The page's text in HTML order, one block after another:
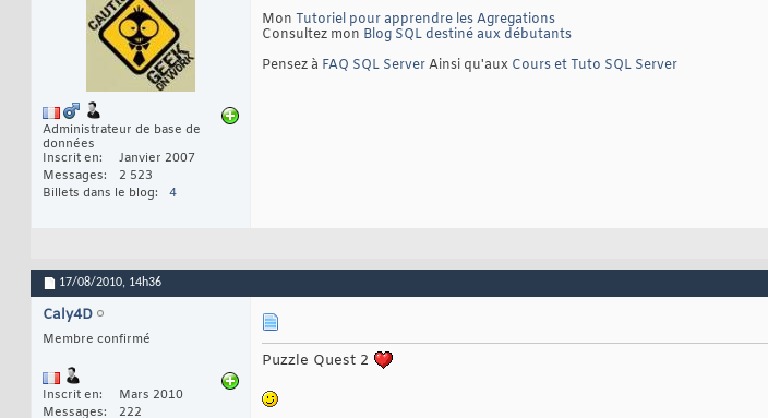
Administrateur de base de
données
Inscrit en
Janvier 2007
Messages
2 523
Billets dans le blog
4
Mon Tutoriel pour apprendre les Agregations
Consultez mon Blog SQL destiné aux débutants
Pensez à FAQ SQL ServerAinsi qu'aux Cours et Tuto SQL Server
17/08/2010, 14h36
Caly4D
Membre confirmé
Inscrit en
Mars 2010
Messages
222
Puzzle Quest 2